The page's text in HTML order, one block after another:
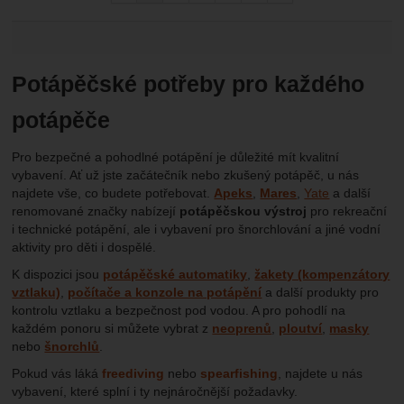
Potápěčské potřeby pro každého
potápěče
Pro bezpečné a pohodlné potápění je důležité mít kvalitní
vybavení. Ať už jste začátečník nebo zkušený potápěč, u nás
najdete vše, co budete potřebovat. Apeks Mares Yate a další
renomované značky nabízejí potápěčskou výstroj pro rekreační
i technické potápění, ale i vybavení pro šnorchlování a jiné vodní
aktivity pro děti i dospělé.
K dispozici jsou potápěčské automatiky žakety (kompenzátory
vztlaku)
počítače a konzole na potápění a další produkty pro
kontrolu vztlaku a bezpečnost pod vodou. A pro pohodlí na
každém ponoru si můžete vybrat z neoprenů ploutví masky
nebo šnorchlů
Pokud vás lákáfreediving nebo spearfishing , najdete u nás
vybavení, které splní i ty nejnáročnější požadavky.